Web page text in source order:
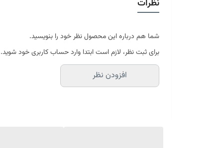
موجود در سایز بندی : 4 ، 6 ، 9 ، 12 متری ( قابل سفارش در ابعاد دلخواه-سایز غیر استاندارد)
ابعاد 6 متری : 200*300 سانتیمتر
ابعاد 9 متری : 250*350 سانتیمتر
ابعاد 12 متری : 300*400 سانتیمتر
ارسال کالای خواب متین تا کمتر از 30 روز کاری آینده
نظرات
شما هم درباره این محصول نظر خود را بنویسید.
برای ثبت نظر، لازم است ابتدا وارد حساب کاربری خود شوید.
افزودن نظر